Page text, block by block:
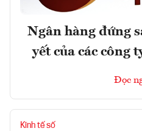
Ngân hàng đứng
yết của các công
Đọc
Kinh tế số